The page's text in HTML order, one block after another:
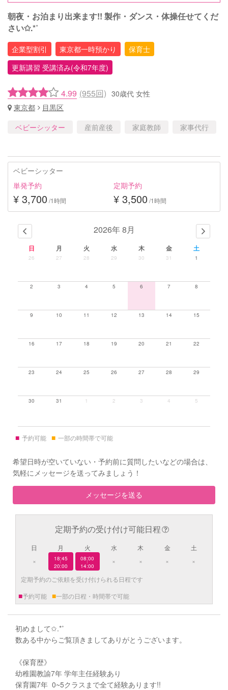
朝夜・お泊まり出来ます!! 製作・ダンス・体操任せてくだ
さい✩.*˚
企業型割引 東京都一時預かり
保育士
更新講習 受講済み(令和7年度)
4.99 (955回) 30歳代 女性
東京都
目黒区
ベビーシッター
産前産後 家庭教師 家事代行
ベビーシッター
単発予約
¥ 3,700 /1時間
定期予約
¥ 3,500 /1時間
2026年 8月
日 月 火 水 木 金 土
26 27 28 29 30 31 1
2 3 4 5 6 7 8
9 10 11 12 13 14 15
16 17 18 19 20 21 22
23 24 25 26 27 28 29
30 31 1 2 3 4 5
■ 予約可能 ■ 一部の時間帯で可能
希望日時が空いていない・予約前に質問したいなどの場合は、
気軽にメッセージを送ってみましょう！
メッセージを送る
定期予約の受け付け可能日程
日
×
月
18:45
|
20:00
火
08:00
|
14:00
水
×
木
×
金
×
土
×
定期予約のご依頼を受け付けられる日程です
■予約可能 ■一部の日程・時間帯で可能
初めまして✩.*˚
数ある中からご覧頂きましてありがとうございます。
《保育歴》
幼稚園教諭7年 学年主任経験あり
保育園7年 0~5クラスまで全て経験あります!!